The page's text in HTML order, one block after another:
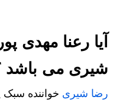
آیا رعنا مهدی
شیری می باشد
رضا شیری